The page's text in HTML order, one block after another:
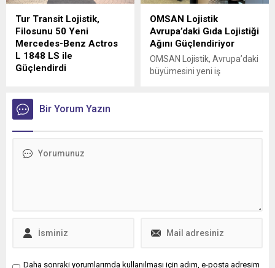
Tur Transit Lojistik,
Filosunu 50 Yeni
Mercedes-Benz Actros
L 1848 LS ile
Güçlendirdi
lojistik alanında faaliyet
gösteren Tur Transit
Lojistik’e 50 adet Mercedes-
teslimatı gerçekleştirdi.
OMSAN Lojistik
Avrupa’daki Gıda Lojistiği
Ağını Güçlendiriyor
OMSAN Lojistik, Avrupa’daki
büyümesini yeni iş
Bir Yorum Yazın
Daha sonraki yorumlarımda kullanılması için adım, e-posta adresim